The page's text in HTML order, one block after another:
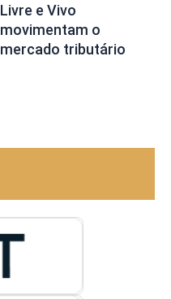
Livre e Vivo
movimentam o
mercado tributário